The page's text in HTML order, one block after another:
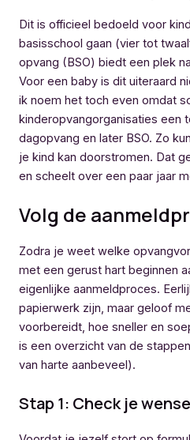
Dit is officieel bedoeld voor
basisschool gaan (vier tot
opvang (BSO) biedt een plek
Voor een baby is dit uiteraard
ik noem het toch even omdat
kinderopvangorganisaties een
dagopvang en later BSO. Zo
je kind kan doorstromen. Dat
en scheelt over een paar jaar
Volg de
Zodra je weet welke
met een gerust hart beginnen
eigenlijke aanmeldproces.
papierwerk zijn, maar geloof
voorbereidt, hoe sneller en
is een overzicht van de
van harte aanbeveel).
Stap 1: Check je